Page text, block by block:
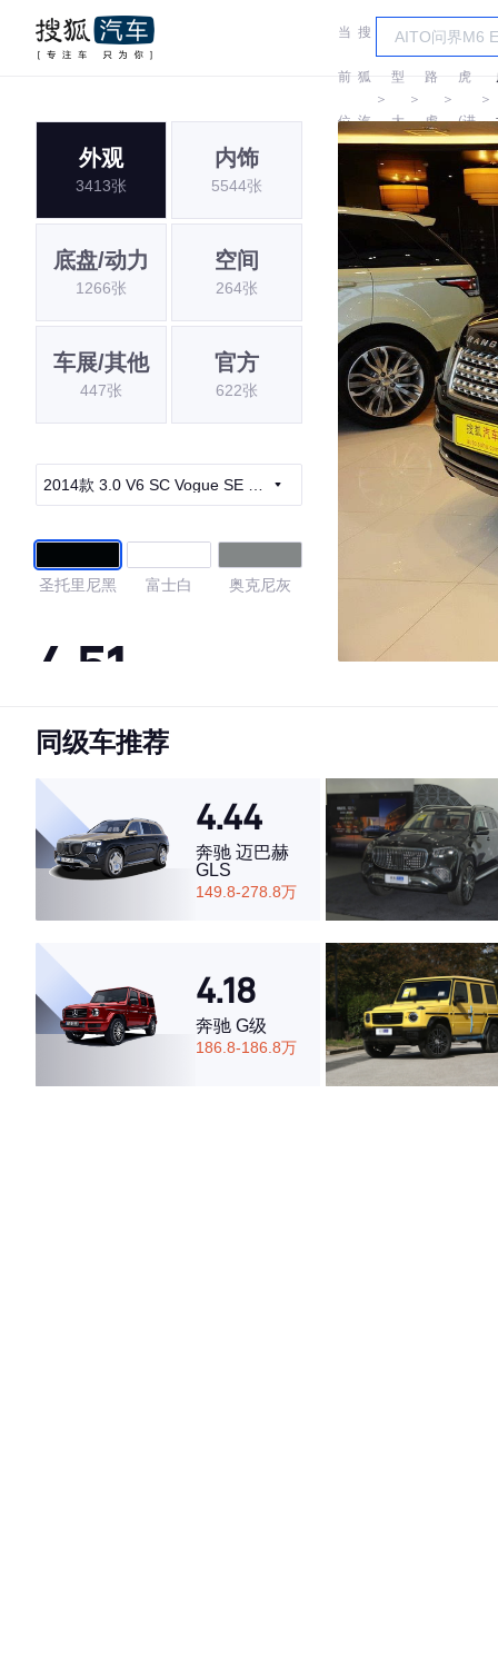
当
前
位
搜
狐
汽
＞
车
型
大
全
＞
路
虎
＞
路
虎
(进
口)
＞
外观
3413张
内饰
5544张
底盘/动力
1266张
空间
264张
车展/其他
447张
官方
622张
2014款 3.0 V6 SC Vogue SE 创
圣托里尼黑 富士白 奥克尼灰
4.51
·外观表现一般，低于51%同级车
·空间表现一般，低于56%同级车
同级车推荐
4.44
奔驰 迈巴赫
GLS
149.8-278.8万
4.18
奔驰 G级
186.8-186.8万